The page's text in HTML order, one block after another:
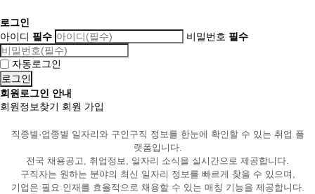
로그인
아이디 필수 비밀번호 필수
자동로그인
회원로그인 안내
회원정보찾기 회원 가입
직종별·업종별 일자리와 구인구직 정보를 한눈에 확인할 수 있는 취업 플
랫폼입니다.
전국 채용공고, 취업정보, 일자리 소식을 실시간으로 제공합니다.
구직자는 원하는 분야의 최신 일자리 정보를 빠르게 찾을 수 있으며,
기업은 필요 인재를 효율적으로 채용할 수 있는 매칭 기능을 제공합니다.